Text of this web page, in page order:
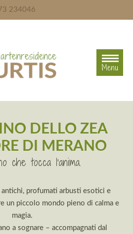
234046
Menu
DELLO ZEA
DI MERANO
che tocca l’anima.
antichi, profumati arbusti esotici e
un piccolo mondo pieno di calma e
magia.
a sognare – accompagnati dal
Menu